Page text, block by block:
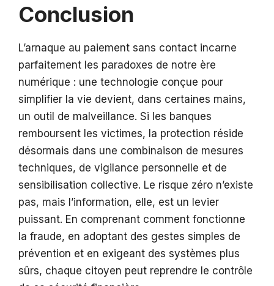
Conclusion
L’arnaque au paiement sans contact incarne
parfaitement les paradoxes de notre ère
numérique : une technologie conçue pour
simplifier la vie devient, dans certaines mains,
un outil de malveillance. Si les banques
remboursent les victimes, la protection réside
désormais dans une combinaison de mesures
techniques, de vigilance personnelle et de
sensibilisation collective. Le risque zéro n’existe
pas, mais l’information, elle, est un levier
puissant. En comprenant comment fonctionne
la fraude, en adoptant des gestes simples de
prévention et en exigeant des systèmes plus
sûrs, chaque citoyen peut reprendre le contrôle